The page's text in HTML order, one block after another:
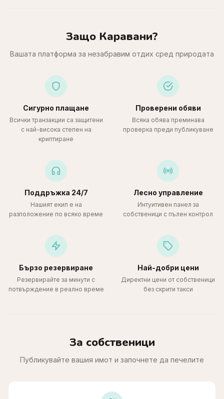
Защо Каравани?
Вашата платформа за незабравим отдих сред природата
Сигурно плащане
Всички транзакции са защитени
с най-висока степен на
криптиране
Проверени обяви
Всяка обява преминава
проверка преди публикуване
Поддръжка 24/7
Нашият екип е на
разположение по всяко време
Лесно управление
Интуитивен панел за
собственици с пълен контрол
Бързо резервиране
Резервирайте за минути с
потвърждение в реално време
Най-добри цени
Директни цени от собственици
без скрити такси
За собственици
Публикувайте вашия имот и започнете да печелите